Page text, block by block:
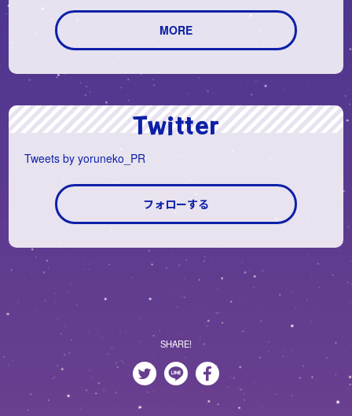
2025.8.15
好評配信中、アニメ「夜は猫といっしょ」
ス。
MORE
Twitter
Tweets by yoruneko_PR
フォローする
SHARE!